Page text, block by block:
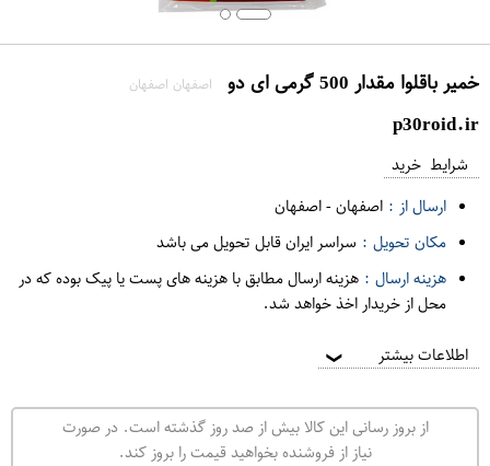
خمیر باقلوا مقدار 500 گرمی ای دو اصفهان اصفهان
p30roid.ir
شرایط خرید
ارسال از : اصفهان-اصفهان
مکان تحویل : سراسر ایران قابل تحویل می باشد
هزینه ارسال : هزینه ارسال مطابق با هزینه های پست یا پیک بوده که در
محل از خریدار اخذ خواهد شد.
اطلاعات بیشتر ❯
از بروز رسانی این کالا بیش از صد روز گذشته است. در صورت
نیاز از فروشنده بخواهید قیمت را بروز کند.